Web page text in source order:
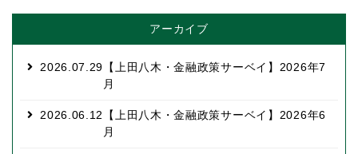
アーカイブ
2026.07.29 【上田八木・金融政策サーベイ】2026年7
月
2026.06.12
【上田八木・金融政策サーベイ】2026年6
月